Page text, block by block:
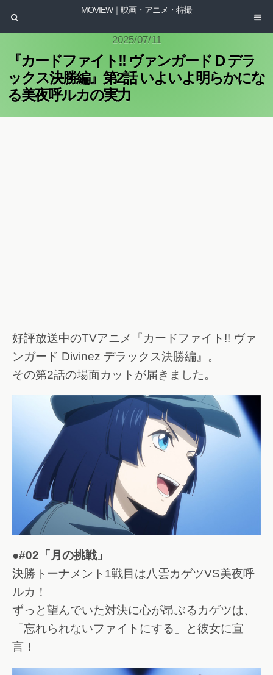
MOVIEW｜映画・アニメ・特撮
2025/07/11
『カードファイト!! ヴァンガード D デラ
ックス決勝編』第2話 いよいよ明らかにな
る美夜呼ルカの実力
好評放送中のTVアニメ『カードファイト!! ヴァ
ンガード Divinez デラックス決勝編』。
その第2話の場面カットが届きました。
●#02「月の挑戦」
決勝トーナメント1戦目は八雲カゲツVS美夜呼
ルカ！
ずっと望んでいた対決に心が昂ぶるカゲツは、
「忘れられないファイトにする」と彼女に宣
言！